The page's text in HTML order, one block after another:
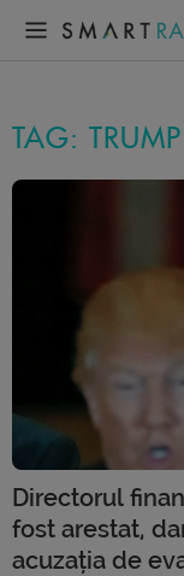
TAG: TRUMP
Directorul
fost arestat,
acuzația de